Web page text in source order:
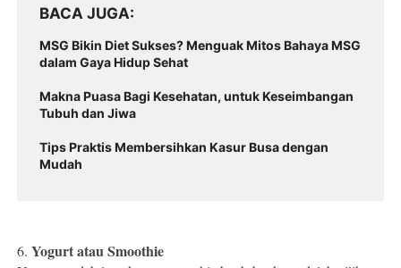
BACA JUGA
MSG Bikin Diet Sukses? Menguak Mitos Bahaya MSG
dalam Gaya Hidup Sehat
Makna Puasa Bagi Kesehatan, untuk Keseimbangan
Tubuh dan Jiwa
Tips Praktis Membersihkan Kasur Busa dengan
Mudah
6.Yogurt atau Smoothie